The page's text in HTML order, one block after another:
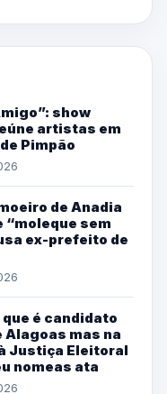
show
artistas em
Pimpão
de Anadia
“moleque sem
ex-prefeito de
é candidato
Alagoas mas na
Justiça Eleitoral
nomeas ata